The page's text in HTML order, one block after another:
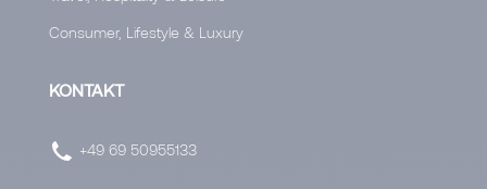
Consumer, Lifestyle & Luxury
KONTAKT
+49 69 50955133